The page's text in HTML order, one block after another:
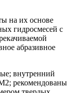
на их основе
гидросмесей с
абразивное
внутренний
рекомендованы